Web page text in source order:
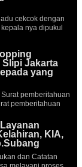
cekcok dengan
nya dipukul
Slipi Jakarta
yang
pemberitahuan
pemberitahuan
KIA,
dan Catatan